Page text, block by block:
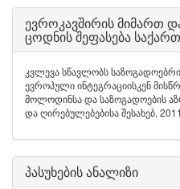
ევროკავშირის მიმართ
ცოდნის შეფასება
კვლევა სწავლობს
ევროპული ინტეგრაციისკენ
მოლოდინსა და საზოგადოების
და ღირებულებებისა შესახებ, 2011
პასუხების ანალიზი